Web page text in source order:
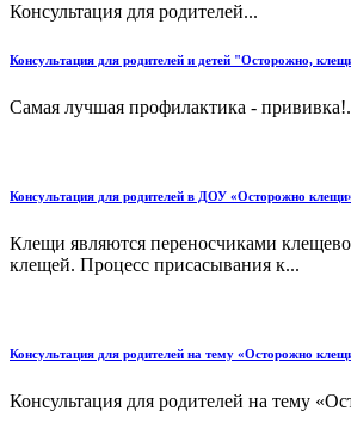
Консультация для родителей...
Консультация для родителей и детей "Осторожно,
Самая лучшая профилактика -
Консультация для родителей в ДОУ «Осторожно
Клещи являются переносчиками
клещей. Процесс присасывания к...
Консультация для родителей на тему «Осторожно
Консультация для родителей на тему